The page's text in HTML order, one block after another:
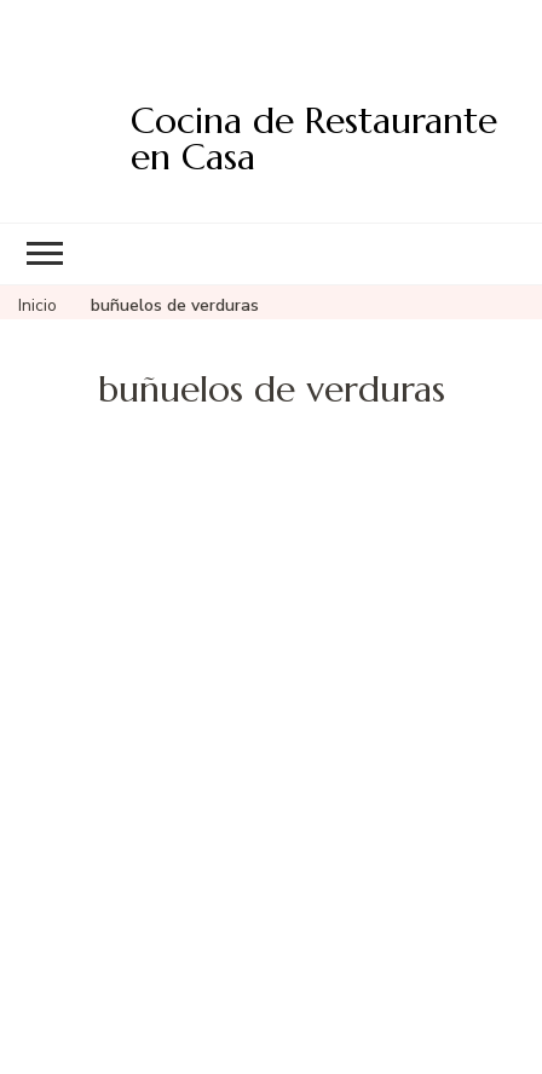
Cocina de Restaurante
en Casa
Inicio buñuelos de verduras
buñuelos de verduras